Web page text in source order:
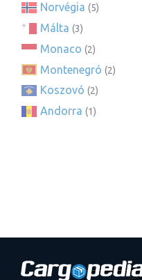
Norvégia (5)
Málta (3)
Monaco (2)
Montenegró (2)
Koszovó (2)
Andorra (1)